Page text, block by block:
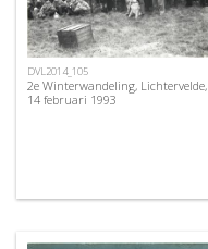
DVL2014_105
2e Winterwandeling, Lichtervelde,
14 februari 1993